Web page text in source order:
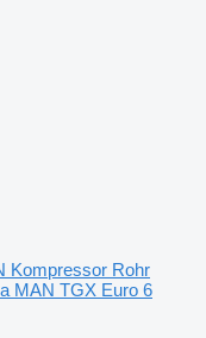
Kompressor Rohr
MAN TGX Euro 6